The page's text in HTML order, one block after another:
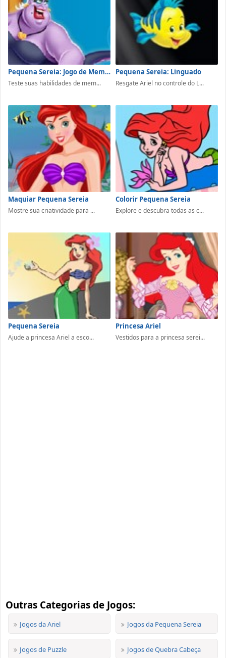
Pequena Sereia: Jogo de Memória
Teste suas habilidades de mem...
Pequena Sereia: Linguado
Resgate Ariel no controle do L...
Maquiar Pequena Sereia
Mostre sua criatividade para ...
Colorir Pequena Sereia
Explore e descubra todas as c...
Pequena Sereia
Ajude a princesa Ariel a esco...
Princesa Ariel
Vestidos para a princesa serei...
Outras Categorias de Jogos:
Jogos da Ariel Jogos da Pequena Sereia
Jogos de Puzzle Jogos de Quebra Cabeça